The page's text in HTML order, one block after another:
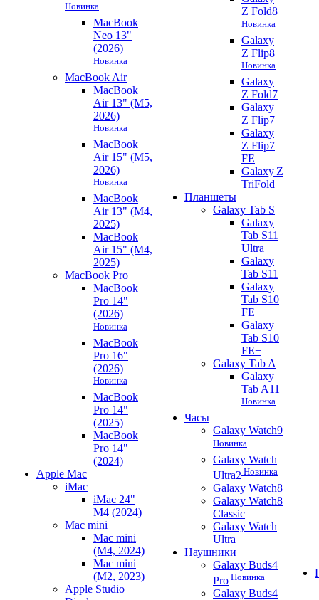
Новинка
MacBook
Neo 13"
(2026)
Новинка
MacBook Air
MacBook
Air 13" (M5,
2026)
Новинка
MacBook
Air 15" (M5,
2026)
Новинка
MacBook
Air 13" (M4,
2025)
MacBook
Air 15" (M4,
2025)
MacBook Pro
MacBook
Pro 14"
(2026)
Новинка
MacBook
Pro 16"
(2026)
Новинка
MacBook
Pro 14"
(2025)
MacBook
Pro 14"
(2024)
Apple Mac
iMac
iMac 24"
M4 (2024)
Mac mini
Mac mini
(M4, 2024)
Mac mini
(M2, 2023)
Apple Studio
Z Fold8
Новинка
Galaxy
Z Flip8
Новинка
Galaxy
Z Fold7
Galaxy
Z Flip7
Galaxy
Z Flip7
FE
Galaxy Z
TriFold
Планшеты
Galaxy Tab S
Galaxy
Tab S11
Ultra
Galaxy
Tab S11
Galaxy
Tab S10
FE
Galaxy
Tab S10
FE+
Galaxy Tab A
Galaxy
Tab A11
Новинка
Часы
Galaxy Watch9
Новинка
Galaxy Watch
Ultra2 Новинка
Galaxy Watch8
Galaxy Watch8
Classic
Galaxy Watch
Ultra
Наушники
Galaxy Buds4
Pro Новинка
Galaxy Buds4